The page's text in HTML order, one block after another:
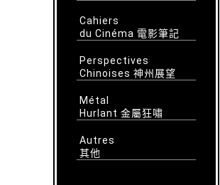
Cahiers
du Cinéma 電影筆記
Perspectives
Chinoises 神州展望
Métal
Hurlant 金屬狂嘯
Autres
其他